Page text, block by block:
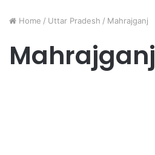
Home / Uttar Pradesh / Mahrajganj
Mahrajganj